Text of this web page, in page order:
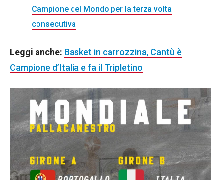
Campione del Mondo per la terza volta
consecutiva
Leggi anche: Basket in carrozzina, Cantù è
Campione d’Italia e fa il Tripletino